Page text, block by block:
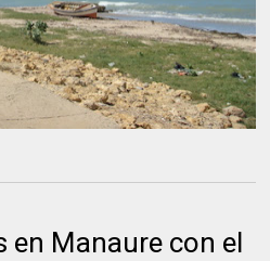
en Manaure con el